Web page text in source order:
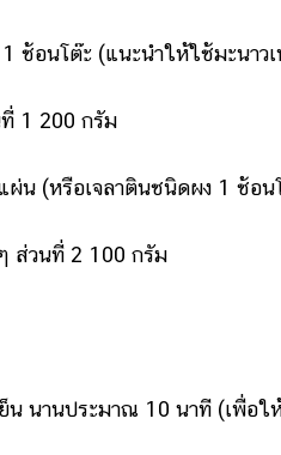
ช้อนโต๊ะ (แนะนำให้ใช้มะนาวเ
1 200 กรัม
ผ่น (หรือเจลาตินชนิดผง 1 ช้อน
ส่วนที่ 2 100 กรัม
น นานประมาณ 10 นาที (เพื่อ